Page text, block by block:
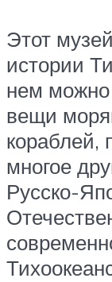
Этот
истории
нем
вещи
кораблей,
многое
Русско-